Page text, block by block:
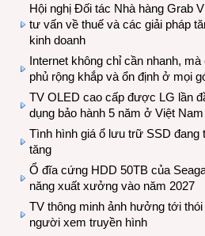
Hội nghị Đối tác Nhà hàng Grab
tư vấn về thuế và các giải pháp
kinh doanh
Internet không chỉ cần nhanh, mà
phủ rộng khắp và ổn định ở mọi
TV OLED cao cấp được LG lần
dụng bảo hành 5 năm ở Việt Nam
Tình hình giá ổ lưu trữ SSD đang
tăng
Ổ đĩa cứng HDD 50TB của
năng xuất xưởng vào năm 2027
TV thông minh ảnh hưởng tới
người xem truyền hình